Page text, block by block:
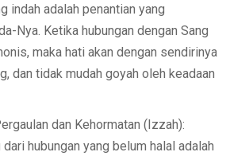
indah adalah penantian yang
Nya. Ketika hubungan dengan Sang
maka hati akan dengan sendirinya
dan tidak mudah goyah oleh keadaan
dan Kehormatan (Izzah):
hubungan yang belum halal adalah